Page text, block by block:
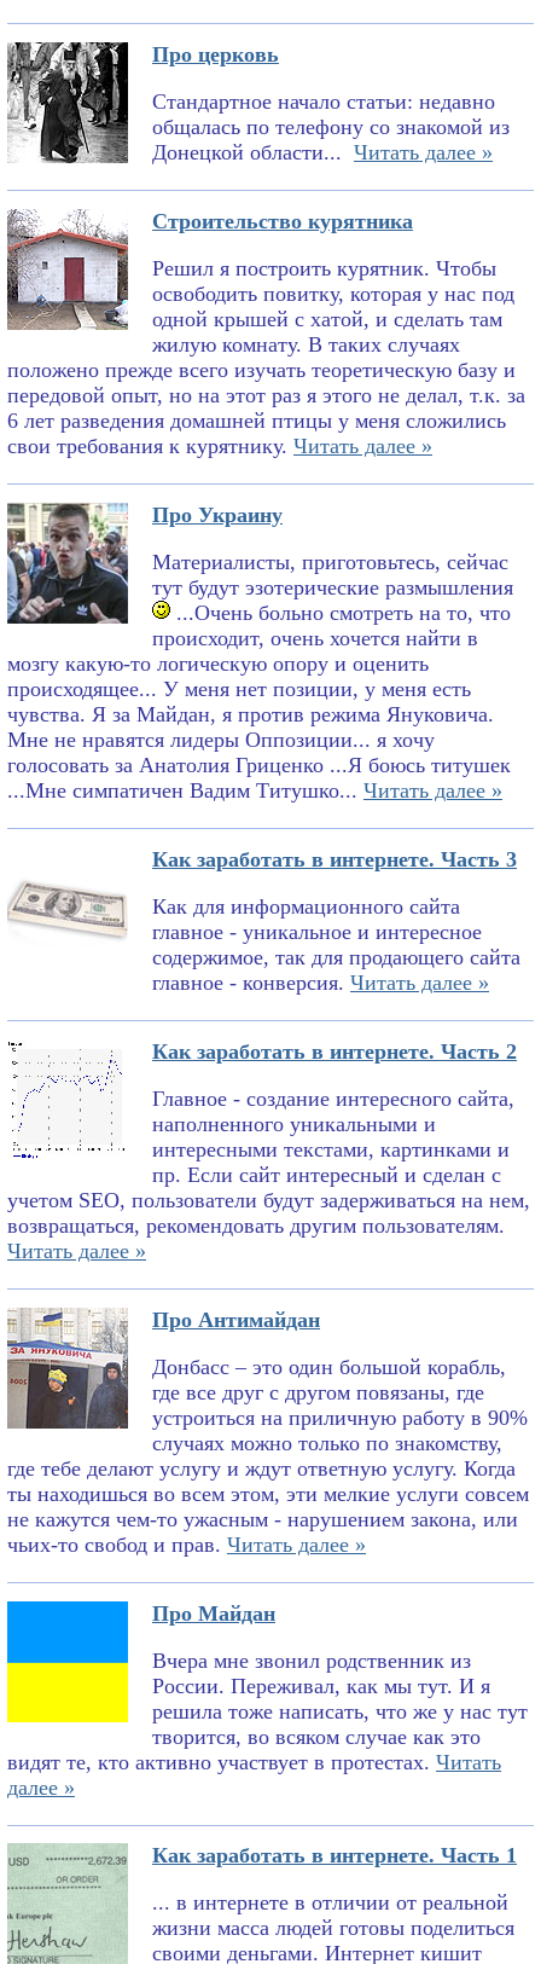
Про церковь
Стандартное начало статьи: недавно
общалась по телефону со знакомой из
Донецкой области... Читать далее »
Строительство курятника
Решил я построить курятник. Чтобы
освободить повитку, которая у нас под
одной крышей с хатой, и сделать там
жилую комнату. В таких случаях
положено прежде всего изучать теоретическую базу и
передовой опыт, но на этот раз я этого не делал, т.к. за
6 лет разведения домашней птицы у меня сложились
свои требования к курятнику. Читать далее »
Про Украину
Материалисты, приготовьтесь, сейчас
тут будут эзотерические размышления
...Очень больно смотреть на то, что
происходит, очень хочется найти в
мозгу какую-то логическую опору и оценить
происходящее... У меня нет позиции, у меня есть
чувства. Я за Майдан, я против режима Януковича.
Мне не нравятся лидеры Оппозиции... я хочу
голосовать за Анатолия Гриценко ...Я боюсь титушек
...Мне симпатичен Вадим Титушко... Читать далее »
Как заработать в интернете. Часть 3
Как для информационного сайта
главное - уникальное и интересное
содержимое, так для продающего сайта
главное - конверсия. Читать далее »
Как заработать в интернете. Часть 2
Главное - создание интересного сайта,
наполненного уникальными и
интересными текстами, картинками и
пр. Если сайт интересный и сделан с
учетом SEO, пользователи будут задерживаться на нем,
возвращаться, рекомендовать другим пользователям.
Читать далее »
Про Антимайдан
Донбасс – это один большой корабль,
где все друг с другом повязаны, где
устроиться на приличную работу в 90%
случаях можно только по знакомству,
где тебе делают услугу и ждут ответную услугу. Когда
ты находишься во всем этом, эти мелкие услуги совсем
не кажутся чем-то ужасным - нарушением закона, или
чьих-то свобод и прав. Читать далее »
Про Майдан
Вчера мне звонил родственник из
России. Переживал, как мы тут. И я
решила тоже написать, что же у нас тут
творится, во всяком случае как это
видят те, кто активно участвует в протестах. Читать
далее »
Как заработать в интернете. Часть 1
... в интернете в отличии от реальной
жизни масса людей готовы поделиться
своими деньгами. Интернет кишит